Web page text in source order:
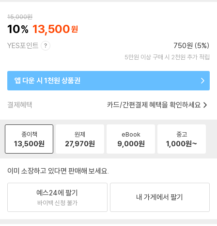
15,000원
10 13,500
YES포인트 750원 (5%)
5만원 이상 구매 시 2천원 추가 적립
앱 다운 시 1천원 상품권
결제혜택 카드/간편결제 혜택을 확인하세요
종이책
13,500원
원제
27,970원
eBook
9,000원
중고
1,000원~
이미 소장하고 있다면 판매해 보세요.
예스24에 팔기
바이백 신청 불가
내 가게에서 팔기